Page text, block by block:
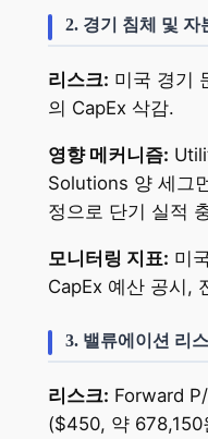
2. 경기 침체 및 자
리스크: 미국 경기
의 CapEx 삭감.
영향 메커니즘:
Solutions 양 세그
정으로 단기 실적
모니터링 지표: 미
CapEx 예산 공시,
3. 밸류에이션 리
리스크: Forward
($450, 약 678,150